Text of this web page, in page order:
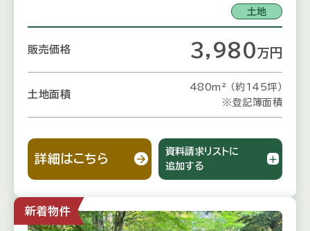
土地
販売価格 3,980万 円
土地面積
480m² （約145坪）
※登記簿面積
詳細はこちら
資料請求リストに
追加する
新着物件